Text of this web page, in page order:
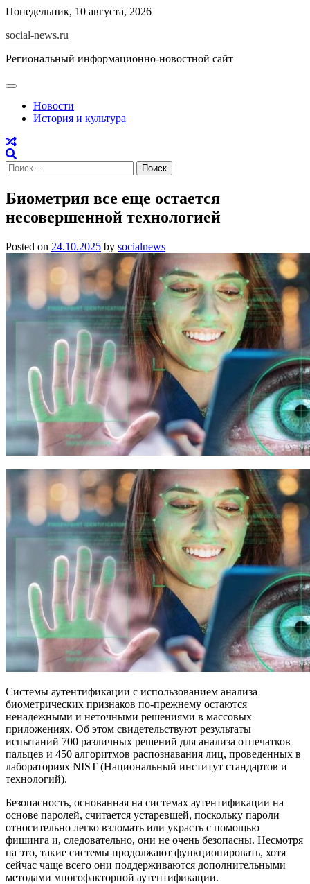
Skip
content
Понедельник, 10 августа, 2026
social-news.ru
Региональный информационно-новостной сайт
Новости
История и культура
Найти:
Биометрия все еще остается
несовершенной технологией
Posted on 24.10.2025 by socialnews
Системы аутентификации с использованием анализа
биометрических признаков по-прежнему остаются
ненадежными и неточными решениями в массовых
приложениях. Об этом свидетельствуют результаты
испытаний 700 различных решений для анализа отпечатков
пальцев и 450 алгоритмов распознавания лиц, проведенных в
лабораториях NIST (Национальный институт стандартов и
технологий).
Безопасность, основанная на системах аутентификации на
основе паролей, считается устаревшей, поскольку пароли
относительно легко взломать или украсть с помощью
фишинга и, следовательно, они не очень безопасны. Несмотря
на это, такие системы продолжают функционировать, хотя
сейчас чаще всего они поддерживаются дополнительными
методами многофакторной аутентификации.